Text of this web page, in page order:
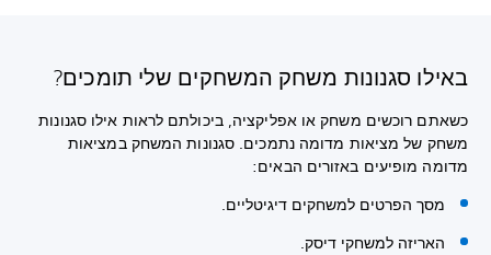
באילו סגנונות משחק המשחקים שלי תומכים?
כשאתם רוכשים משחק או אפליקציה, ביכולתם לראות אילו סגנונות
משחק של מציאות מדומה נתמכים. סגנונות המשחק במציאות
מדומה מופיעים באזורים הבאים:
מסך הפרטים למשחקים דיגיטליים.
האריזה למשחקי דיסק.